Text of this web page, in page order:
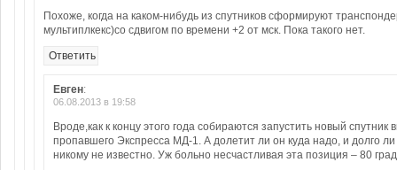
Похоже, когда на каком-нибудь из спутников сформируют
мультиплкекс)со сдвигом по времени +2 от мск. Пока такого нет.
Ответить
Евген:
06.08.2013 в 19:58
Вроде,как к концу этого года собираются запустить новый спутник
пропавшего Экспресса МД-1. А долетит ли он куда надо, и долго
никому не известно. Уж больно несчастливая эта позиция – 80